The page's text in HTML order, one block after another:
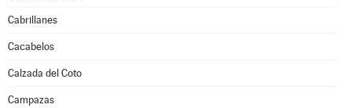
Cabrillanes
Cacabelos
Calzada del Coto
Campazas